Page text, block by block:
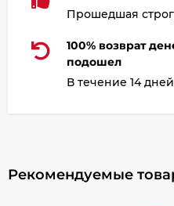
Прошедшая
100% возврат
подошел
В течение 14 дней
Рекомендуемые